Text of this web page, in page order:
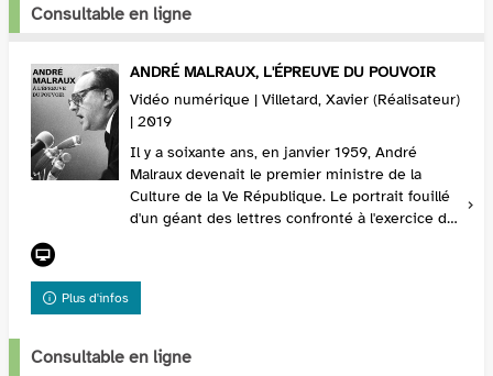
Consultable en ligne
ANDRÉ MALRAUX, L'ÉPREUVE DU POUVOIR
Vidéo numérique | Villetard, Xavier (Réalisateur)
| 2019
Il y a soixante ans, en janvier 1959, André
Malraux devenait le premier ministre de la
Culture de la Ve République. Le portrait fouillé
d'un géant des lettres confronté à l'exercice du
Plus d'infos
Consultable en ligne